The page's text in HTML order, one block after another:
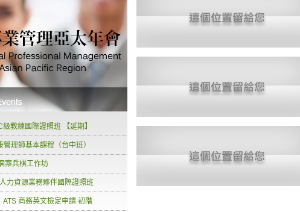
教練國際證照班 【延期】
管理師基本課程（台中班）
案兵棋工作坊
力資源業務夥伴國際證照班
ATS 商務英文檢定申請 初階